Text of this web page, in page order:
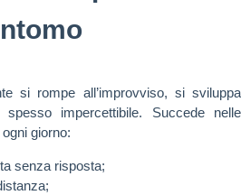
si rompe all’improvviso, si sviluppa
impercettibile. Succede nelle
giorno:
senza risposta;